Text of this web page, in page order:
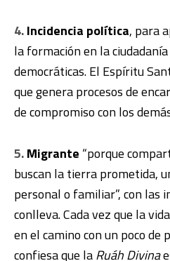
4.Incidencia política, para
la formación en la
democráticas. El Espíritu
que genera procesos de
de compromiso con los
5.Migrante “porque
buscan la tierra prometida,
personal o familiar”, con las
conlleva. Cada vez que la
en el camino con un poco de
confiesa que laRuáh Divina